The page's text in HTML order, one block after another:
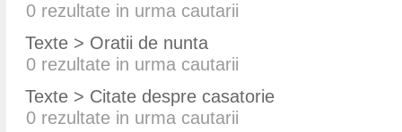
0 rezultate in urma cautarii
Texte > Oratii de nunta
0 rezultate in urma cautarii
Texte > Citate despre casatorie
0 rezultate in urma cautarii